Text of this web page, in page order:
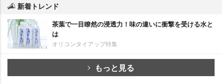
新着トレンド
茶葉で一目瞭然の浸透力！味の違いに衝撃を受ける水と
は
オリコンタイアップ特集
もっと見る